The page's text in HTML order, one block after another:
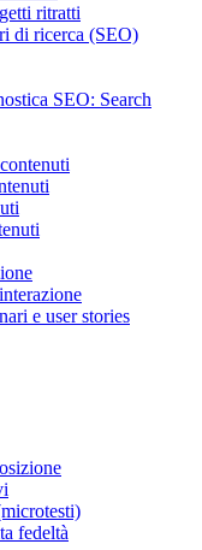
ritratti
di ricerca (SEO)
SEO: Search
e user stories
fedeltà